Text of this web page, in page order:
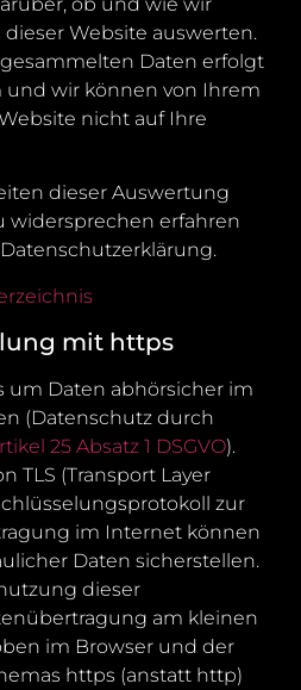
Website auswerten.
Daten erfolgt
und wir können von Ihrem
nicht auf Ihre
dieser Auswertung
widersprechen erfahren
mit https
um Daten abhörsicher im
(Datenschutz durch
25 Absatz 1 DSGVO).
TLS (Transport Layer
zur
im Internet können
Daten sicherstellen.
dieser
am kleinen
im Browser und der
https (anstatt http)